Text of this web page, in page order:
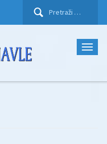
Pretraži: